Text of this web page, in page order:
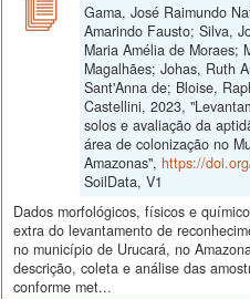
Gama, José Raimundo
Amarindo Fausto; Silva,
Maria Amélia de Moraes;
Magalhães; Johas, Ruth
Sant'Anna de; Bloise,
Castellini, 2023,
solos e avaliação da
área de colonização no
Amazonas", https://
SoilData, V1
Dados morfológicos, físicos e
extra do levantamento de
no município de Urucará, no
descrição, coleta e análise das
conforme met...